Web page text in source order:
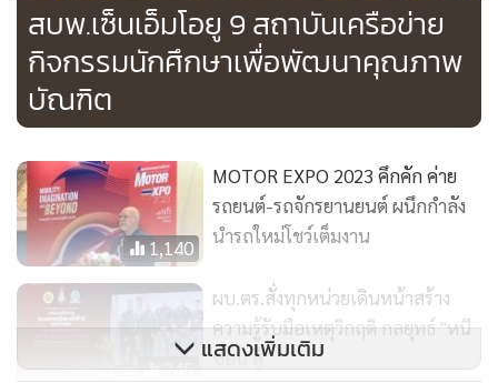
นางสาวภัคณัฏฐ์ มากช่วย ผู้ว่าการสถาบันการบินพลเรือน
(สบพ.) กล่าวว่า สบพ.ในฐานะที่เป็นสถาบันด้านการบินที่มี
มาตรฐานระดับสากล มีความพร้อมที่จะสนับสนุนวิทยากรภาค
สบพ.เซ็นเอ็มโอยู 9 สถาบันเครือข่าย
กิจกรรมนักศึกษาเพื่อพัฒนาคุณภาพ
บัณฑิต
1,140
MOTOR EXPO 2023 คึกคัก ค่าย
รถยนต์-รถจักรยานยนต์ ผนึกกำลัง
นำรถใหม่โชว์เต็มงาน
245
ผบ.ตร.สั่งทุกหน่วยเดินหน้าสร้าง
ความรู้รับมือเหตุวิกฤติ กลยุทธ์ "หนี
ซ่อน สู้"
แสดงเพิ่มเติม